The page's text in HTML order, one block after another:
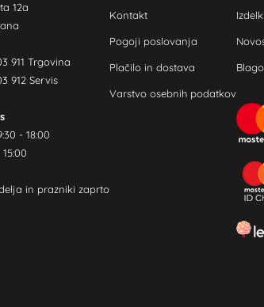
12a
911 Trgovina
912 Servis
- 18:00
in prazniki zaprto
Kontakt
Pogoji poslovanja
Plačilo in dostava
Varstvo osebnih podatkov